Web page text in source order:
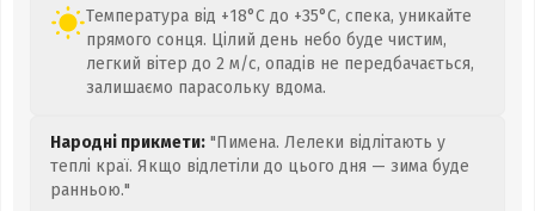
Температура від +18°C до +35°C, спека, уникайте
прямого сонця. Цілий день небо буде чистим,
легкий вітер до 2 м/с, опадів не передбачається,
залишаємо парасольку вдома.
Народні прикмети: "Пимена. Лелеки відлітають у
теплі краї. Якщо відлетіли до цього дня — зима буде
ранньою."